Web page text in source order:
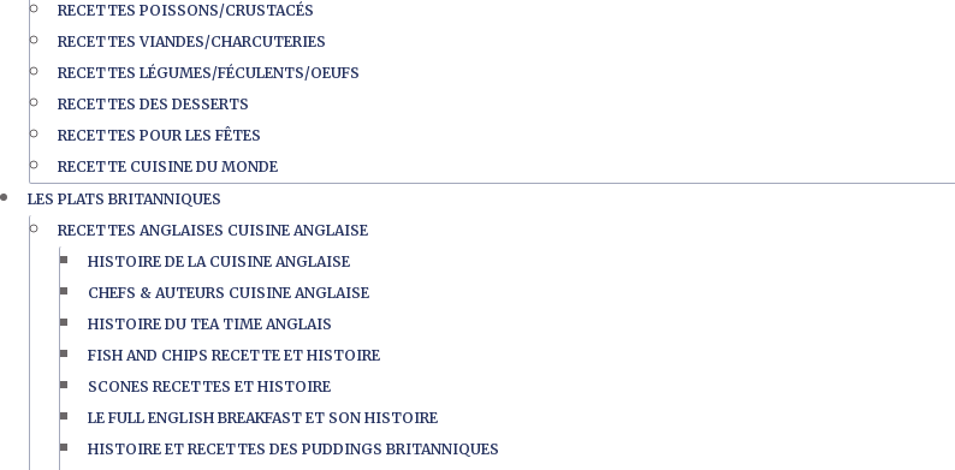
RECETTES POISSONS/CRUSTACÉS
RECETTES VIANDES/CHARCUTERIES
RECETTES LÉGUMES/FÉCULENTS/OEUFS
RECETTES DES DESSERTS
RECETTES POUR LES FÊTES
RECETTE CUISINE DU MONDE
LES PLATS BRITANNIQUES
RECETTES ANGLAISES CUISINE ANGLAISE
HISTOIRE DE LA CUISINE ANGLAISE
CHEFS & AUTEURS CUISINE ANGLAISE
HISTOIRE DU TEA TIME ANGLAIS
FISH AND CHIPS RECETTE ET HISTOIRE
SCONES RECETTES ET HISTOIRE
LE FULL ENGLISH BREAKFAST ET SON HISTOIRE
HISTOIRE ET RECETTES DES PUDDINGS BRITANNIQUES